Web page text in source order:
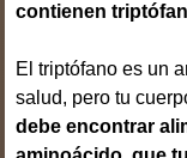
contienen
El triptófano es un
salud, pero tu
debe encontrar